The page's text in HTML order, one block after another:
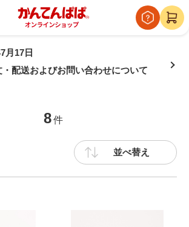
月17日
配送およびお問い合わせについて
8件
並べ替え